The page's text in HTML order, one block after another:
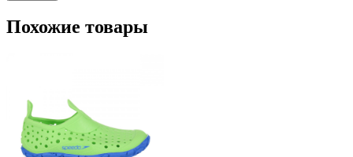
Похожие товары